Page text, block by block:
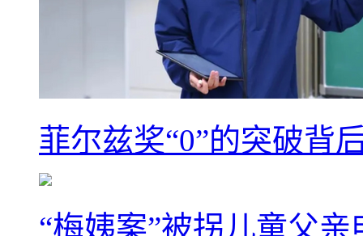
菲尔兹奖“0”的突破背
“梅姨案”被拐儿童父